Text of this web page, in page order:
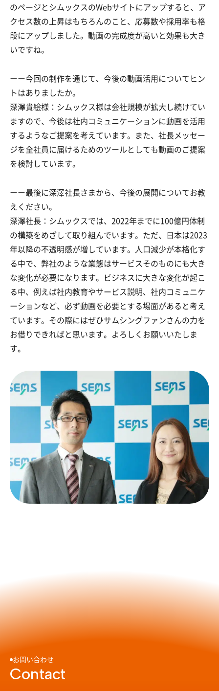
のページとシムックスのWebサイトにアップすると、ア
クセス数の上昇はもちろんのこと、応募数や採用率も格
段にアップしました。動画の完成度が高いと効果も大き
いですね。
ーー今回の制作を通じて、今後の動画活用についてヒン
トはありましたか。
深澤貴絵様：シムックス様は会社規模が拡大し続けてい
ますので、今後は社内コミュニケーションに動画を活用
するようなご提案を考えています。また、社長メッセー
ジを全社員に届けるためのツールとしても動画のご提案
を検討しています。
ーー最後に深澤社長さまから、今後の展開についてお教
えください。
深澤社長：シムックスでは、2022年までに100億円体制
の構築をめざして取り組んでいます。ただ、日本は2023
年以降の不透明感が増しています。人口減少が本格化す
る中で、弊社のような業態はサービスそのものにも大き
な変化が必要になります。ビジネスに大きな変化が起こ
る中、例えば社内教育やサービス説明、社内コミュニケ
ーションなど、必ず動画を必要とする場面があると考え
ています。その際にはぜひサムシングファンさんの力を
お借りできればと思います。よろしくお願いいたしま
す。
お問い合わせ
Contact